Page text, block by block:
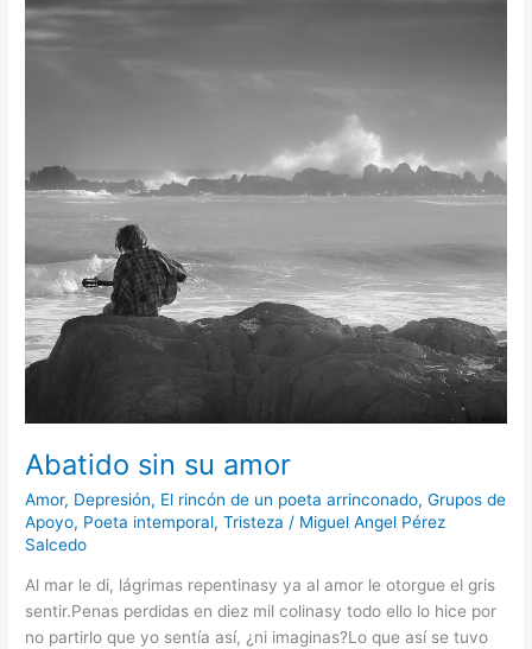
Abatido sin su amor
Amor, Depresión, El rincón de un poeta arrinconado,Grupos de
Apoyo, Poeta intemporal,Tristeza / Miguel Angel Pérez
Salcedo
Al mar le di, lágrimas repentinasy ya al amor le otorgue el gris
sentir.Penas perdidas en diez mil colinasy todo ello lo hice por
no partirlo que yo sentía así, ¿ni imaginas?Lo que así se tuvo
su
amor